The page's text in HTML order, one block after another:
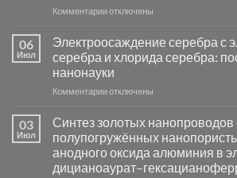
основе
группы
Комментариик
фотокаталитической
активности
Хлорида
Серебра-
в
видимом
свете
с
помощью
отключены
06
Июл
Электроосаждение серебра с
серебра и хлорида серебра:
нанонауки
Комментариик
серебра
с
электродов
серебра
отключены
03
Июл
Синтез золотых
полупогружённых
анодного оксида алюминия в